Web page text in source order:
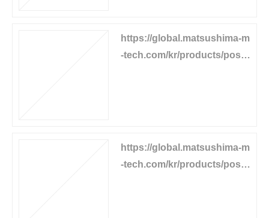
https://global.matsushima-m
-tech.com/kr/products/positi
https://global.matsushima-m
-tech.com/kr/products/positi